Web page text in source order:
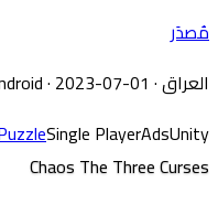
مُصدَر
العراق·
· 2023-07-01
Single PlayerAdsUnity
Chaos The Three Curses